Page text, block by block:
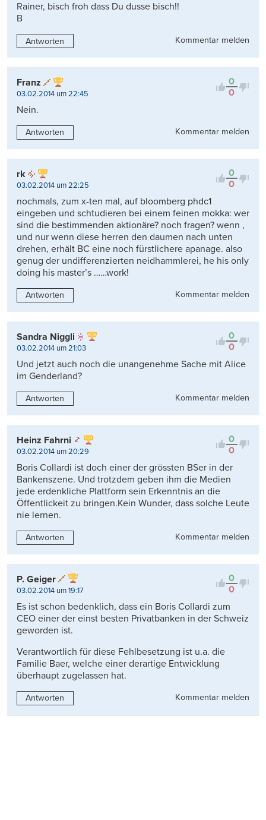
Rainer, bisch froh dass Du dusse bisch!!
B
Antworten Kommentar melden
0
0
Franz
03.02.2014 um 22:45
Nein.
Antworten Kommentar melden
0
0
rk
03.02.2014 um 22:25
nochmals, zum x-ten mal, auf bloomberg phdc1
eingeben und schtudieren bei einem feinen mokka: wer
sind die bestimmenden aktionäre? noch fragen? wenn ,
und nur wenn diese herren den daumen nach unten
drehen, erhält BC eine noch fürstlichere apanage. also
genug der undifferenzierten neidhammlerei, he his only
doing his master’s ……work!
Antworten Kommentar melden
0
0
Sandra Niggli
03.02.2014 um 21:03
Und jetzt auch noch die unangenehme Sache mit Alice
im Genderland?
Antworten Kommentar melden
0
0
Heinz Fahrni
03.02.2014 um 20:29
Boris Collardi ist doch einer der grössten BSer in der
Bankenszene. Und trotzdem geben ihm die Medien
jede erdenkliche Plattform sein Erkenntnis an die
Öffentlickeit zu bringen.Kein Wunder, dass solche Leute
nie lernen.
Antworten Kommentar melden
0
0
P. Geiger
03.02.2014 um 19:17
Es ist schon bedenklich, dass ein Boris Collardi zum
CEO einer der einst besten Privatbanken in der Schweiz
geworden ist.
Verantwortlich für diese Fehlbesetzung ist u.a. die
Familie Baer, welche einer derartige Entwicklung
überhaupt zugelassen hat.
Antworten Kommentar melden